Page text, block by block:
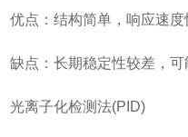
优点：结构简单，响应速
缺点：长期稳定性较差，
光离子化检测法(PID)